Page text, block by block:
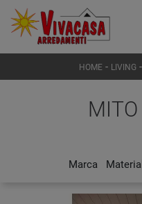
HOME- LIVING -
Marca